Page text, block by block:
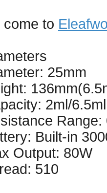
come to
25mm
2ml/6.5ml
Range:
Built-in
Output: 80W
510